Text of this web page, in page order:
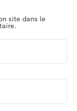
site dans le